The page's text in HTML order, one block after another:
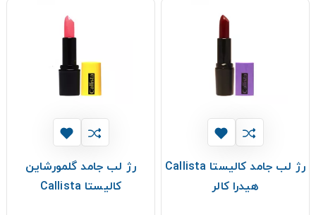
رژ لب جامد کالیستا Callista
هیدرا کالر
رژ لب جامد گلمورشاین
کالیستا Callista